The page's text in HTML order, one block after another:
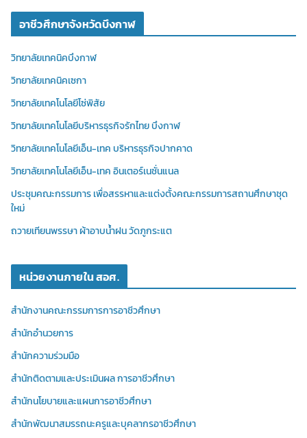
อาชีวศึกษาจังหวัดบึงกาฬ
วิทยาลัยเทคนิคบึงกาฬ
วิทยาลัยเทคนิคเซกา
วิทยาลัยเทคโนโลยีโซ่พิสัย
วิทยาลัยเทคโนโลยีบริหารธุรกิจรักไทย บึงกาฬ
วิทยาลัยเทคโนโลยีเอ็น-เทค บริหารธุรกิจปากคาด
วิทยาลัยเทคโนโลยีเอ็น-เทค อินเตอร์เนชั่นแนล
ประชุมคณะกรรมการ เพื่อสรรหาและแต่งตั้งคณะกรรมการสถานศึกษาชุด
ใหม่
ถวายเทียนพรรษา ผ้าอาบน้ำฝน วัดภูกระแต
หน่วยงานภายใน สอศ.
สำนักงานคณะกรรมการการอาชีวศึกษา
สำนักอำนวยการ
สำนักความร่วมมือ
สำนักติดตามและประเมินผล การอาชีวศึกษา
สำนักนโยบายและแผนการอาชีวศึกษา
สำนักพัฒนาสมรรถนะครูและบุคลากรอาชีวศึกษา